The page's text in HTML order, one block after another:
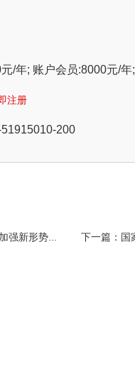
/年; 账户会员:8000元/
注册
200
强新形势... 下一篇：国